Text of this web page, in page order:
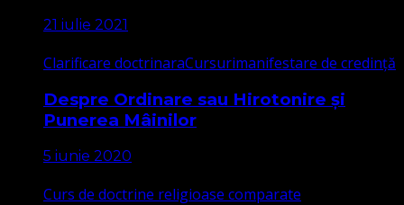
21 iulie 2021
Clarificare doctrinaraCursurimanifestare de credință
Despre Ordinare sau Hirotonire și
Punerea Mâinilor
5 iunie 2020
Curs de doctrine religioase comparate